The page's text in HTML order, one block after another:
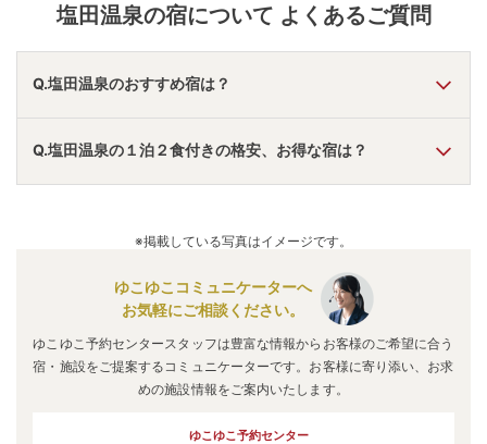
は、“姫路の奥座敷”へ。古き良き時代の日本に出会え
る。
塩田温泉の宿について よくあるご質問
Q.塩田温泉のおすすめ宿は？
A.「神戸ポートピアホテル」・「
シーサイドホテル舞子ビラ
神戸」・ 「 里湯ひととき 夢乃井 」 などの旅館・ホテルがお
すすめの宿泊先です。
Q.塩田温泉の１泊２食付きの格安、お得な宿は？
ホテルがお得な価格で泊まれる宿泊先です。
※掲載している写真はイメージです。
ゆこゆこコミュニケーターへ
お気軽にご相談ください。
ゆこゆこ予約センタースタッフは豊富な情報からお客様のご希望に合う
宿・施設をご提案するコミュニケーターです。お客様に寄り添い、お求
めの施設情報をご案内いたします。
ゆこゆこ予約センター